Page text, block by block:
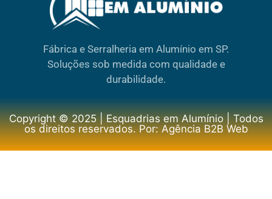
Fábrica e Serralheria em Alumínio em SP.
Soluções sob medida com qualidade e
durabilidade.
Copyright © 2025 | Esquadrias em Alumínio | Todos
os direitos reservados. Por: Agência B2B Web